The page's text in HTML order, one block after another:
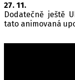
27. 11.
Dodatečně ještě
tato animovaná